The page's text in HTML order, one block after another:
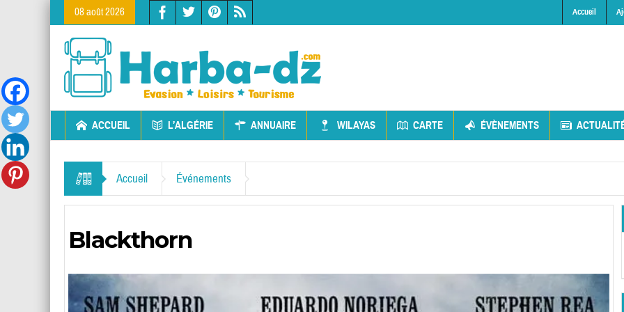
08 août 2026 Accueil
ACCUEIL L’ALGÉRIE ANNUAIRE WILAYAS CARTE ÉVÈNEMENTS
Accueil Événements
Blackthorn